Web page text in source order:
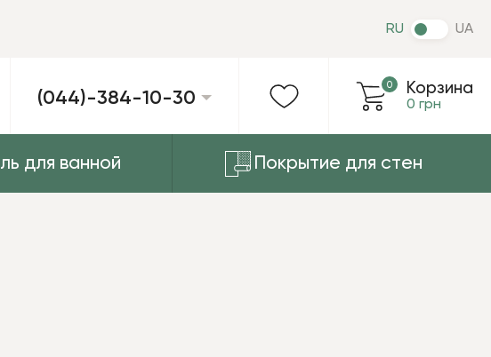
(044)-384-10-30
Корзина
0 грн
0
RU UA
для ванной Покрытие для стен